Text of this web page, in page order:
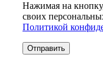
Нажимая на
своих
Политикой